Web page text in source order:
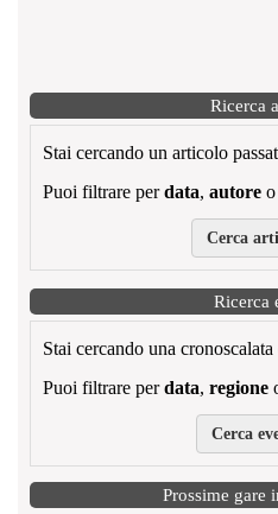
Ricerca
Stai cercando un articolo
Puoi filtrare perdata, autore o
Cerca
Ricerca
Stai cercando una
Puoi filtrare perdata, regione
Cerca
Prossime gare